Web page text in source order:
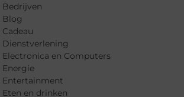
Bedrijven
Blog
Cadeau
Dienstverlening
Electronica en Computers
Energie
Entertainment
Eten en drinken